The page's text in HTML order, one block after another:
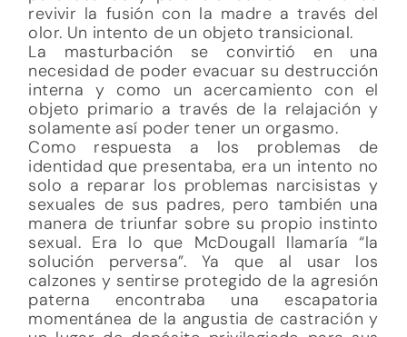
revivir la fusión con la madre a través del
olor. Un intento de un objeto transicional.
La masturbación se convirtió en una
necesidad de poder evacuar su destrucción
interna y como un acercamiento con el
objeto primario a través de la relajación y
solamente así poder tener un orgasmo.
Como respuesta a los problemas de
identidad que presentaba, era un intento no
solo a reparar los problemas narcisistas y
sexuales de sus padres, pero también una
manera de triunfar sobre su propio instinto
sexual. Era lo que McDougall llamaría “la
solución perversa”. Ya que al usar los
calzones y sentirse protegido de la agresión
paterna encontraba una escapatoria
momentánea de la angustia de castración y